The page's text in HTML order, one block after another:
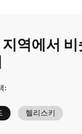
역에서 비
:
헬리스키